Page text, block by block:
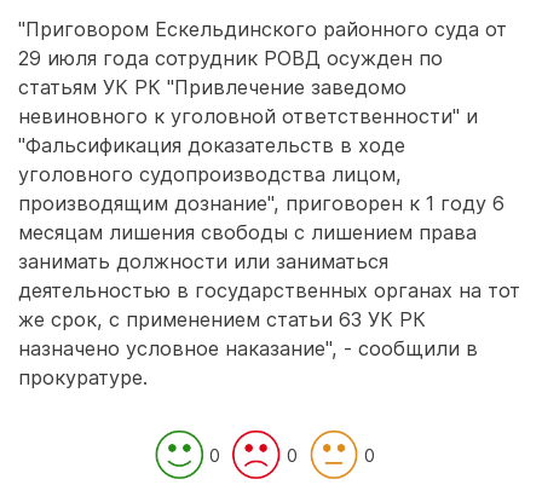
"Приговором Ескельдинского районного суда от
29 июля года сотрудник РОВД осужден по
статьям УК РК "Привлечение заведомо
невиновного к уголовной ответственности" и
"Фальсификация доказательств в ходе
уголовного судопроизводства лицом,
производящим дознание", приговорен к 1 году 6
месяцам лишения свободы с лишением права
занимать должности или заниматься
деятельностью в государственных органах на тот
же срок, с применением статьи 63 УК РК
назначено условное наказание", - сообщили в
прокуратуре.
0 0 0